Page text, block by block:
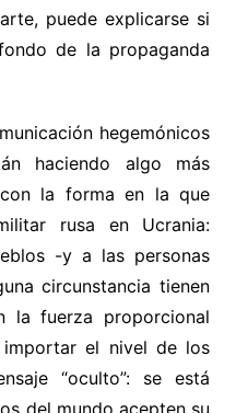
puede explicarse si
de la propaganda
hegemónicos
haciendo algo más
la forma en la que
rusa en Ucrania:
-y a las personas
circunstancia tienen
la fuerza proporcional
el nivel de los
“oculto”: se está
del mundo acepten su